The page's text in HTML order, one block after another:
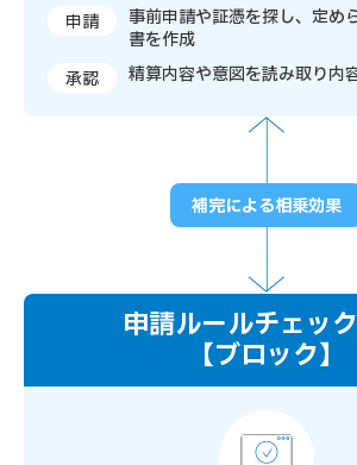
申請
事前申請や証憑を探し、定め
書を作成
承認
精算内容や意図を読み取り内
補完による相乗効果
申請ルールチェッ
【ブロック】